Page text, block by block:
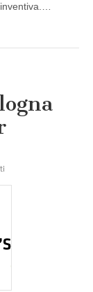
Children’s